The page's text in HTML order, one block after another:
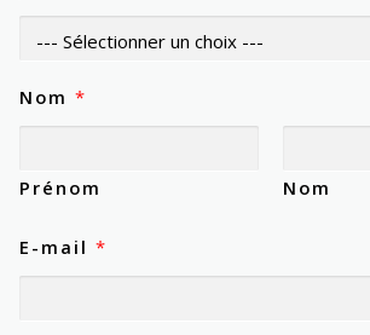
Nom *
Prénom
Nom
o
n
E-mail *